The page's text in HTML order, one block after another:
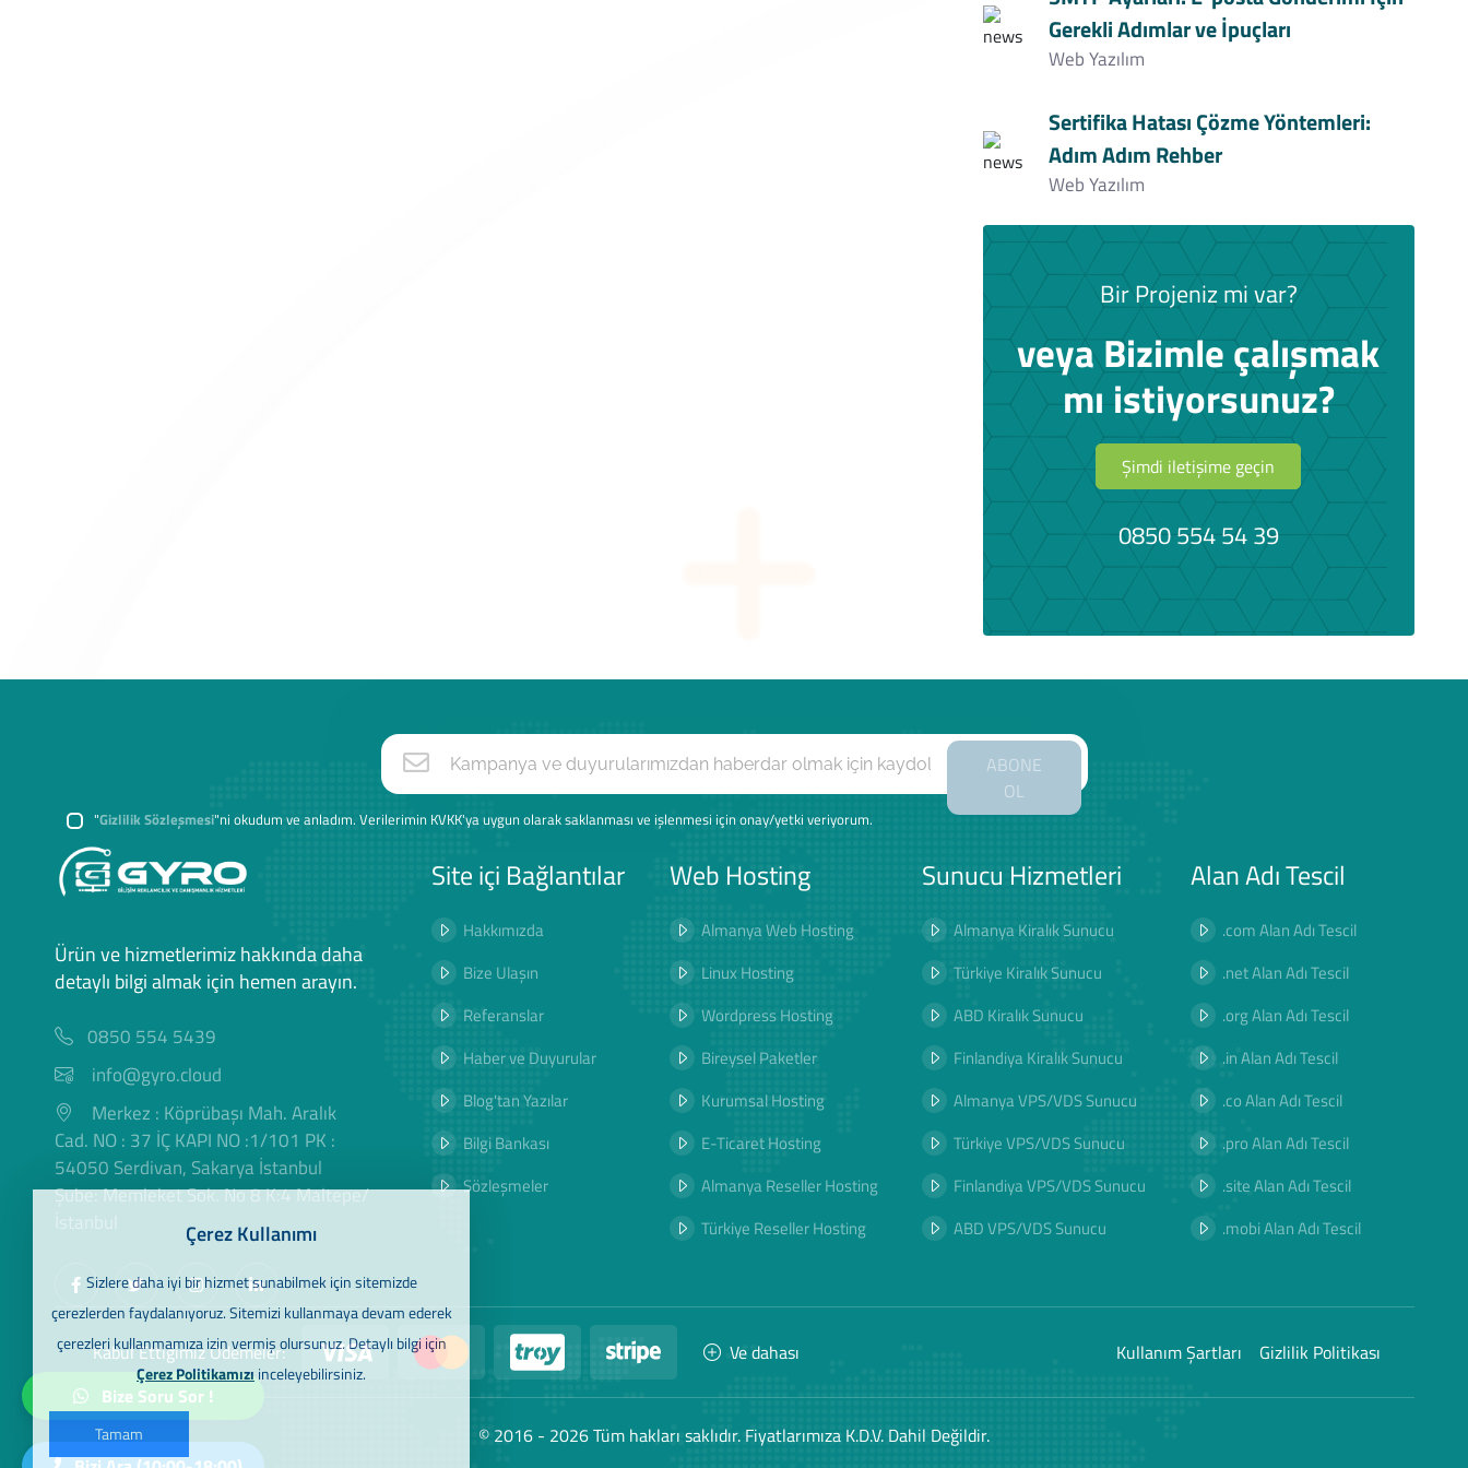
Bize Soru Sor !
Gerekli Adımlar ve İpuçları
Web Yazılım
Sertifika Hatası Çözme Yöntemleri:
Adım Adım Rehber
Web Yazılım
Bir Projeniz mi var?
veya Bizimle çalışmak
mı istiyorsunuz?
Şimdi iletişime geçin
0850 554 54 39
ABONE
OL
"Gizlilik Sözleşmesi"ni okudum ve anladım. Verilerimin KVKK'ya uygun olarak saklanması ve işlenmesi için onay/yetki veriyorum.
Ürün ve hizmetlerimiz hakkında daha
detaylı bilgi almak için hemen arayın.
0850 554 5439
info@gyro.cloud
Merkez : Köprübaşı Mah. Aralık
Cad. NO : 37 İÇ KAPI NO :1/101 PK :
54050 Serdivan, Sakarya İstanbul
Şube: Memleket Sok. No 8 K:4 Maltepe/
İstanbul
Site içi Bağlantılar
Hakkımızda
Bize Ulaşın
Referanslar
Haber ve Duyurular
Blog'tan Yazılar
Bilgi Bankası
Sözleşmeler
Web Hosting
Almanya Web Hosting
Linux Hosting
Wordpress Hosting
Bireysel Paketler
Kurumsal Hosting
E-Ticaret Hosting
Almanya Reseller Hosting
Türkiye Reseller Hosting
Sunucu Hizmetleri
Almanya Kiralık Sunucu
Türkiye Kiralık Sunucu
ABD Kiralık Sunucu
Finlandiya Kiralık Sunucu
Almanya VPS/VDS Sunucu
Türkiye VPS/VDS Sunucu
Finlandiya VPS/VDS Sunucu
ABD VPS/VDS Sunucu
Alan Adı Tescil
.com Alan Adı Tescil
.net Alan Adı Tescil
.org Alan Adı Tescil
.in Alan Adı Tescil
.co Alan Adı Tescil
.pro Alan Adı Tescil
.site Alan Adı Tescil
.mobi Alan Adı Tescil
Kabul Ettiğimiz Ödemeler: Ve dahası Kullanım Şartları Gizlilik Politikası
© 2016 - 2026 Tüm hakları saklıdır. Fiyatlarımıza K.D.V. Dahil Değildir.
Çerez Kullanımı
Sizlere daha iyi bir hizmet sunabilmek için sitemizde
çerezlerden faydalanıyoruz. Sitemizi kullanmaya devam ederek
çerezleri kullanmamıza izin vermiş olursunuz. Detaylı bilgi için
Çerez Politikamızı inceleyebilirsiniz.
Tamam